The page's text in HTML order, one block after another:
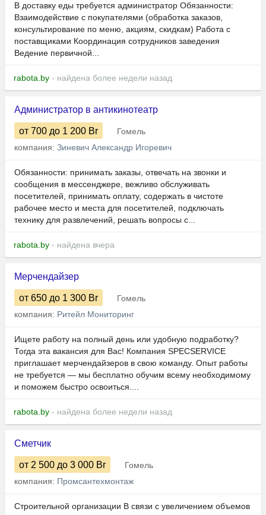
В доставку еды требуется администратор Обязанности:
Взаимодействие с покупателями (обработка заказов,
консультирование по меню, акциям, скидкам) Работа с
поставщиками Координация сотрудников заведения
Ведение первичной...
rabota.by - найдена более недели назад
Администратор в антикинотеатр
от 700 до 1 200 Br
Гомель
компания: Зиневич Александр Игоревич
Обязанности: принимать заказы, отвечать на звонки и
сообщения в мессенджере, вежливо обслуживать
посетителей, принимать оплату, содержать в чистоте
рабочее место и места для посетителей, подключать
технику для развлечений, решать вопросы с...
rabota.by - найдена вчера
Мерчендайзер
от 650 до 1 300 Br
Гомель
компания: Ритейл Мониторинг
Ищете работу на полный день или удобную подработку?
Тогда эта вакансия для Вас! Компания SPECSERVICE
приглашает мерчендайзеров в свою команду. Опыт работы
не требуется — мы бесплатно обучим всему необходимому
и поможем быстро освоиться....
rabota.by - найдена более недели назад
Сметчик
от 2 500 до 3 000 Br
Гомель
компания: Промсантехмонтаж
Строительной организации В связи с увеличением объемов